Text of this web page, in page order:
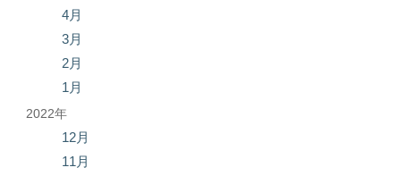
4月
3月
2月
1月
2022年
12月
11月